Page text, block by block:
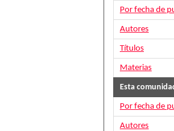
Por fecha de
Autores
Títulos
Materias
Esta
Por fecha de
Autores